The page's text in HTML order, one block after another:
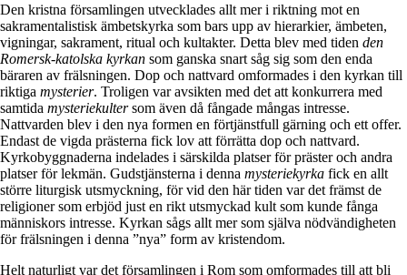
Den kristna församlingen utvecklades allt mer i riktning mot en
sakramentalistisk ämbetskyrka som bars upp av hierarkier, ämbeten,
vigningar, sakrament, ritual och kultakter. Detta blev med tiden den
Romersk-katolska kyrkan som ganska snart såg sig som den enda
bäraren av frälsningen. Dop och nattvard omformades i den kyrkan till
riktiga mysterier. Troligen var avsikten med det att konkurrera med
samtida mysteriekultersom även då fångade mångas intresse.
Nattvarden blev i den nya formen en förtjänstfull gärning och ett offer.
Endast de vigda prästerna fick lov att förrätta dop och nattvard.
Kyrkobyggnaderna indelades i särskilda platser för präster och andra
platser för lekmän. Gudstjänsterna i denna mysteriekyrka fick en allt
större liturgisk utsmyckning, för vid den här tiden var det främst de
religioner som erbjöd just en rikt utsmyckad kult som kunde fånga
människors intresse. Kyrkan sågs allt mer som själva nödvändigheten
för frälsningen i denna ”nya” form av kristendom.
Helt naturligt var det församlingen i Rom som omformades till att bli